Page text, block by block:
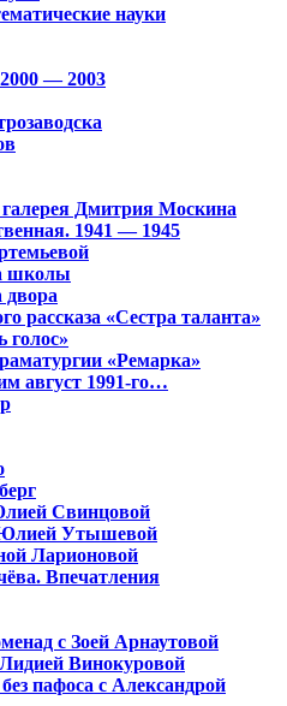
науки
— 2003
Дмитрия Москина
1941 — 1945
школы
двора
рассказа «Сестра таланта»
голос»
«Ремарка»
август 1991-го…
Свинцовой
Юлией Утышевой
Ларионовой
Впечатления
с Зоей Арнаутовой
Винокуровой
пафоса с Александрой